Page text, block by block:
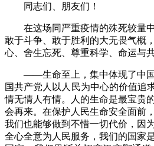
同志们、朋友们！
在这场同严重疫情的殊死较量中
敢于斗争、敢于胜利的大无畏气概
心、舍生忘死、尊重科学、命运与
——生命至上，集中体现了中国
国共产党人以人民为中心的价值追
情无情人有情。人的生命是最宝贵
会再来。在保护人民生命安全面前
我们也能够做到不惜一切代价，因
全心全意为人民服务，我们的国家